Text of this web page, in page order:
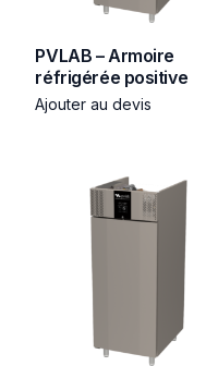
PVLAB – Armoire
réfrigérée positive
Ajouter au devis